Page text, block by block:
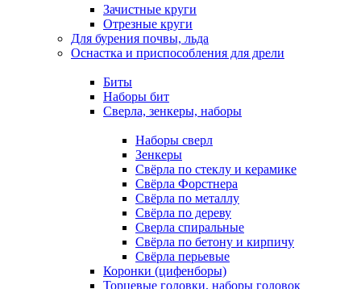
Зачистные круги
Отрезные круги
Для бурения почвы, льда
Оснастка и приспособления для дрели
Биты
Наборы бит
Сверла, зенкеры, наборы
Наборы сверл
Зенкеры
Свёрла по стеклу и керамике
Свёрла Форстнера
Свёрла по металлу
Свёрла по дереву
Сверла спиральные
Свёрла по бетону и кирпичу
Свёрла перьевые
Коронки (цифенборы)
Торцевые головки, наборы головок